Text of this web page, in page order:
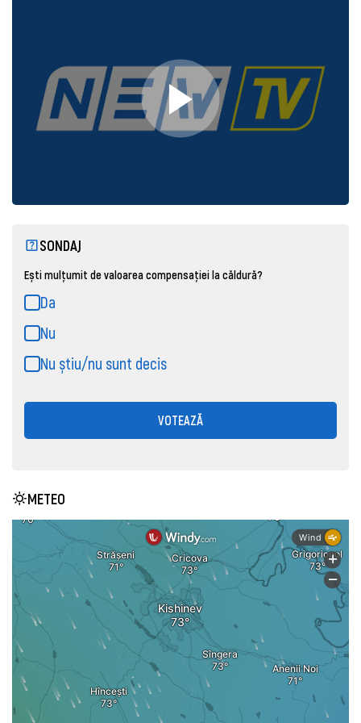
SONDAJ
Ești mulțumit de valoarea compensației la căldură?
Da
Nu
Nu știu/nu sunt decis
VOTEAZĂ
METEO